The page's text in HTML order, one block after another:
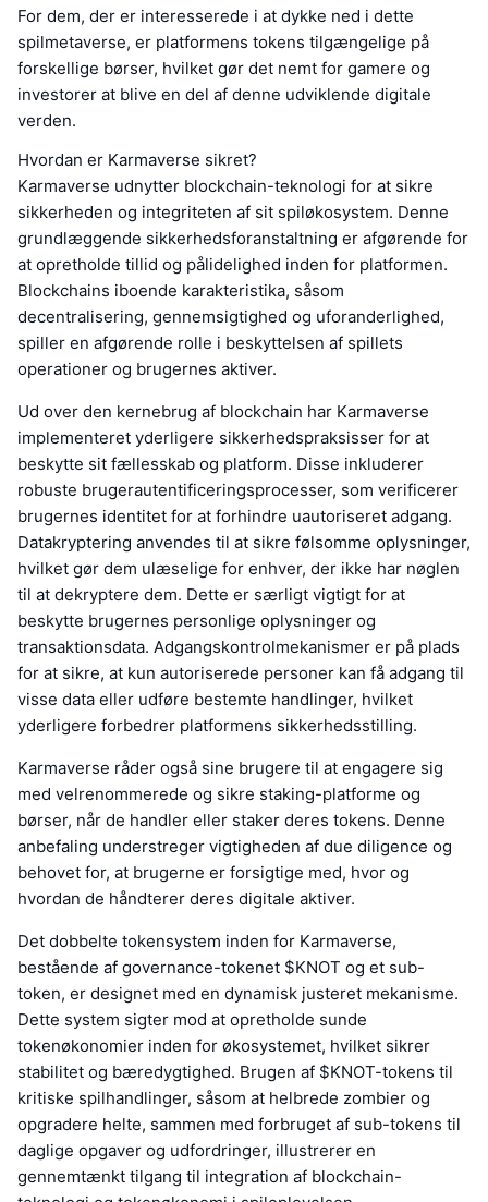
For dem, der er interesserede i at dykke ned i dette
spilmetaverse, er platformens tokens tilgængelige på
forskellige børser, hvilket gør det nemt for gamere og
investorer at blive en del af denne udviklende digitale
verden.
Hvordan er Karmaverse sikret?
Karmaverse udnytter blockchain-teknologi for at sikre
sikkerheden og integriteten af sit spiløkosystem. Denne
grundlæggende sikkerhedsforanstaltning er afgørende for
at opretholde tillid og pålidelighed inden for platformen.
Blockchains iboende karakteristika, såsom
decentralisering, gennemsigtighed og uforanderlighed,
spiller en afgørende rolle i beskyttelsen af spillets
operationer og brugernes aktiver.
Ud over den kernebrug af blockchain har Karmaverse
implementeret yderligere sikkerhedspraksisser for at
beskytte sit fællesskab og platform. Disse inkluderer
robuste brugerautentificeringsprocesser, som verificerer
brugernes identitet for at forhindre uautoriseret adgang.
Datakryptering anvendes til at sikre følsomme oplysninger,
hvilket gør dem ulæselige for enhver, der ikke har nøglen
til at dekryptere dem. Dette er særligt vigtigt for at
beskytte brugernes personlige oplysninger og
transaktionsdata. Adgangskontrolmekanismer er på plads
for at sikre, at kun autoriserede personer kan få adgang til
visse data eller udføre bestemte handlinger, hvilket
yderligere forbedrer platformens sikkerhedsstilling.
Karmaverse råder også sine brugere til at engagere sig
med velrenommerede og sikre staking-platforme og
børser, når de handler eller staker deres tokens. Denne
anbefaling understreger vigtigheden af due diligence og
behovet for, at brugerne er forsigtige med, hvor og
hvordan de håndterer deres digitale aktiver.
Det dobbelte tokensystem inden for Karmaverse,
bestående af governance-tokenet $KNOT og et sub-
token, er designet med en dynamisk justeret mekanisme.
Dette system sigter mod at opretholde sunde
tokenøkonomier inden for økosystemet, hvilket sikrer
stabilitet og bæredygtighed. Brugen af $KNOT-tokens til
kritiske spilhandlinger, såsom at helbrede zombier og
opgradere helte, sammen med forbruget af sub-tokens til
daglige opgaver og udfordringer, illustrerer en
gennemtænkt tilgang til integration af blockchain-